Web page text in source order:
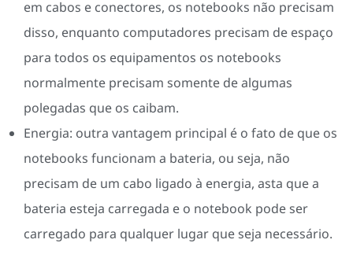
em cabos e conectores, os notebooks não precisam
disso, enquanto computadores precisam de espaço
para todos os equipamentos os notebooks
normalmente precisam somente de algumas
polegadas que os caibam.
Energia: outra vantagem principal é o fato de que os
notebooks funcionam a bateria, ou seja, não
precisam de um cabo ligado à energia, asta que a
bateria esteja carregada e o notebook pode ser
carregado para qualquer lugar que seja necessário.